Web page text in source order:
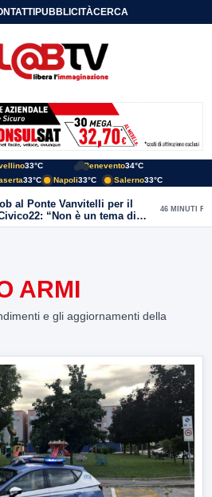
PUBBLICITÀCERCA
33°C Benevento34°C
33°C Napoli33°C Salerno33°C
al Ponte Vanvitelli per il
“Non è un tema di
riguarda tutta Benevento”
46 MINUTI FA
ARMI
e gli aggiornamenti della